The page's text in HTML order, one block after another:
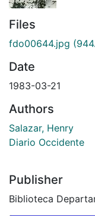
Files
fdo00644.jpg
Date
1983-03-21
Authors
Salazar, Henry
Diario Occidente
Publisher
Biblioteca